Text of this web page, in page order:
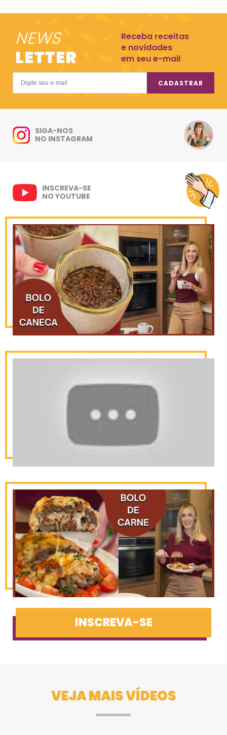
NEWS
LETTER
Receba receitas
e novidades
em seu e-mail
CADASTRAR
SIGA-NOS
NO INSTAGRAM
INSCREVA-SE
NO YOUTUBE
INSCREVA-SE
VEJA MAIS VÍDEOS